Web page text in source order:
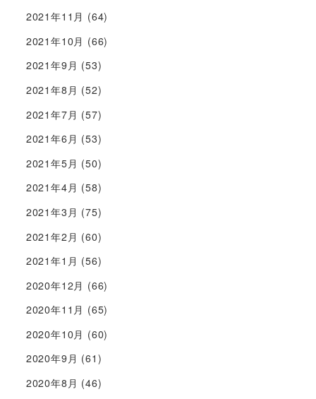
2021年11月 (64)
2021年10月 (66)
2021年9月 (53)
2021年8月 (52)
2021年7月 (57)
2021年6月 (53)
2021年5月 (50)
2021年4月 (58)
2021年3月 (75)
2021年2月 (60)
2021年1月 (56)
2020年12月 (66)
2020年11月 (65)
2020年10月 (60)
2020年9月 (61)
2020年8月 (46)